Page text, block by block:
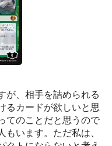
が、相手を詰められる
るカードが欲しいと思
てのことだと思うので
もいます。ただ私は、